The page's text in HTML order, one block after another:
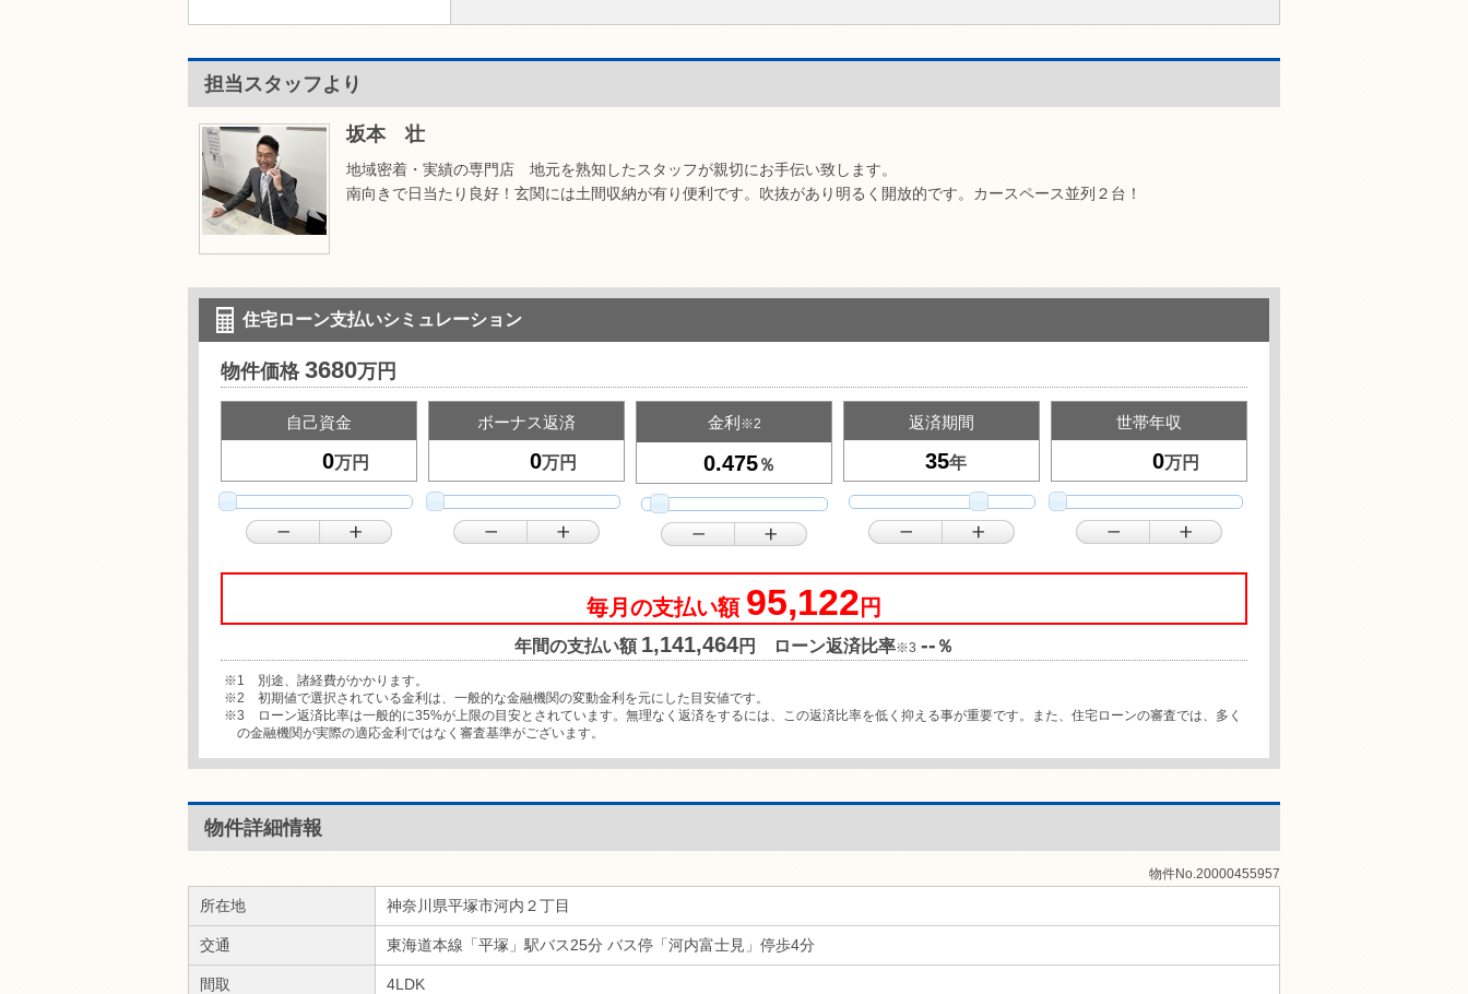
担当スタッフより
坂本 壮
地域密着・実績の専門店 地元を熟知したスタッフが親切にお手伝い致します。
南向きで日当たり良好！玄関には土間収納が有り便利です。吹抜があり明るく開放的です。カースペース並列２台！
住宅ローン支払いシミュレーション
物件価格 3680万円
自己資金
万円
ボーナス返済
万円
金利 ※2
％
返済期間
年
世帯年収
万円
毎月の支払い額 95,122 円
年間の支払い額 1,141,464円 ローン返済比率※3 -- ％
※1 別途、諸経費がかかります。
※2 初期値で選択されている金利は、一般的な金融機関の変動金利を元にした目安値です。
※3 ローン返済比率は一般的に35%が上限の目安とされています。無理なく返済をするには、この返済比率を低く抑える事が重要です。また、住宅ローンの審査では、多く
の金融機関が実際の適応金利ではなく審査基準がございます。
物件詳細情報
物件No.20000455957
所在地 神奈川県平塚市河内２丁目
交通 東海道本線「平塚」駅バス25分 バス停「河内富士見」停歩4分
間取 4LDK